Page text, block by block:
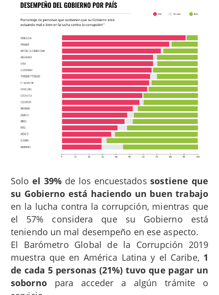
Soloel 39% de los encuestadossostiene que
su Gobierno está haciendo un buen trabajo
en la lucha contra la corrupción, mientras que
el 57% considera que su Gobierno está
teniendo un mal desempeño en ese aspecto.
El Barómetro Global de la Corrupción 2019
muestra que en América Latina y el Caribe, 1
de cada 5 personas (21%) tuvo que pagar un
sobornopara acceder a algún trámite o